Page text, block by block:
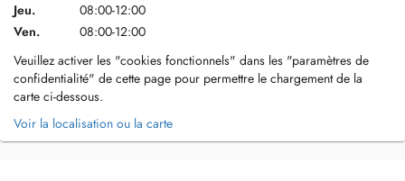
Jeu.
08:00-12:00
Ven.
08:00-12:00
Veuillez activer les "cookies fonctionnels" dans les "paramètres de
confidentialité" de cette page pour permettre le chargement de la
carte ci-dessous.
Voir la localisation ou la carte